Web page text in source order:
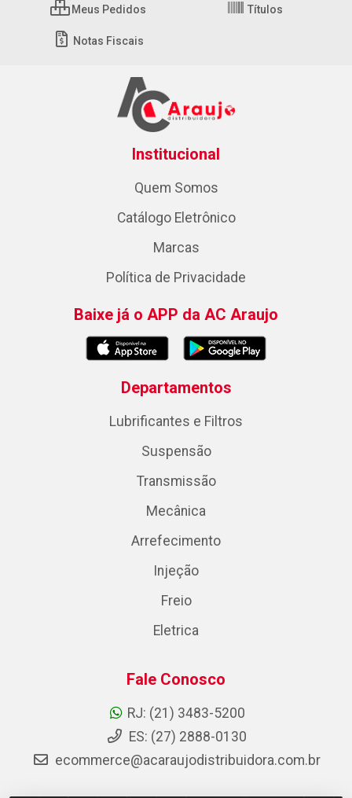
Meus Pedidos Títulos
Notas Fiscais
Institucional
Quem Somos
Catálogo Eletrônico
Marcas
Política de Privacidade
Baixe já o APP da AC Araujo
Departamentos
Lubrificantes e Filtros
Suspensão
Transmissão
Mecânica
Arrefecimento
Injeção
Freio
Eletrica
Fale Conosco
RJ: (21) 3483-5200
ES: (27) 2888-0130
ecommerce@acaraujodistribuidora.com.br